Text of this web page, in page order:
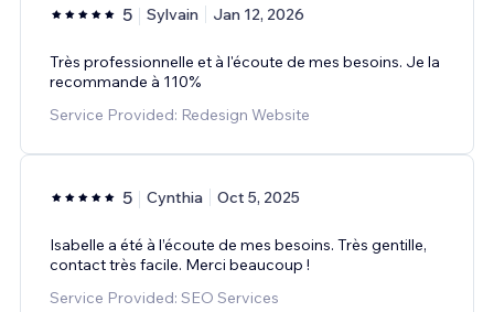
5 Sylvain Jan 12, 2026
Très professionnelle et à l'écoute de mes besoins. Je la
recommande à 110%
Service Provided: Redesign Website
5 Cynthia Oct 5, 2025
Isabelle a été à l’écoute de mes besoins. Très gentille,
contact très facile. Merci beaucoup !
Service Provided: SEO Services